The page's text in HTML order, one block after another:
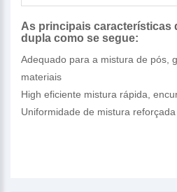
As principais características
dupla como se segue:
Adequado para a mistura de pós,
materiais
High eficiente mistura rápida,
Uniformidade de mistura reforçada